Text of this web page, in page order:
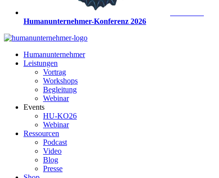
Humanunternehmer-Konferenz 2026
Humanunternehmer
Leistungen
Vortrag
Workshops
Begleitung
Webinar
Events
HU-KO26
Webinar
Ressourcen
Podcast
Video
Blog
Presse